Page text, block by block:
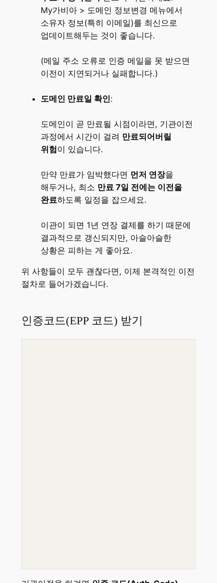
My가비아 > 도메인 정보변경 메뉴에서
소유자 정보(특히 이메일)를 최신으로
업데이트해두는 것이 좋습니다.
(메일 주소 오류로 인증 메일을 못 받으면
이전이 지연되거나 실패합니다.)
도메인 만료일 확인:
도메인이 곧 만료될 시점이라면, 기관이전
과정에서 시간이 걸려 만료되어버릴
위험이 있습니다.
만약 만료가 임박했다면 먼저 연장을
해두거나, 최소 만료 7일 전에는 이전을
완료하도록 일정을 잡으세요.
이관이 되면 1년 연장 결제를 하기 때문에
결과적으로 갱신되지만, 아슬아슬한
상황은 피하는 게 좋아요.
위 사항들이 모두 괜찮다면, 이제 본격적인 이전
절차로 들어가겠습니다.
인증코드(EPP 코드) 받기